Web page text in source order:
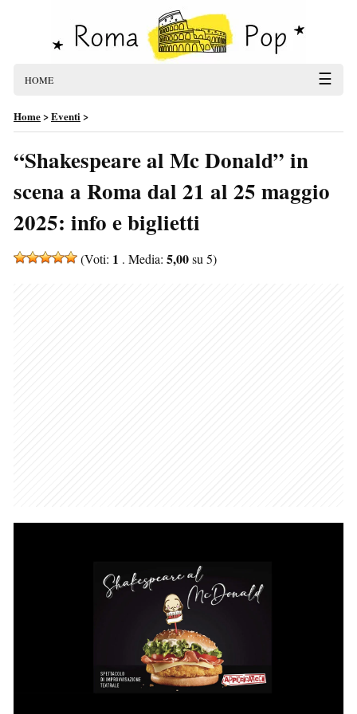
HOME ☰
Home>Eventi>
“Shakespeare al Mc Donald” in
scena a Roma dal 21 al 25 maggio
2025: info e biglietti
(Voti: 1 . Media: 5,00su 5)